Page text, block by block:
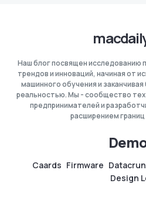
Наш блог посвящен исследованию
трендов и инноваций, начиная от
машинного обучения и
реальностью. Мы - сообщество
предпринимателей и
расширением
Caards Firmware
Design